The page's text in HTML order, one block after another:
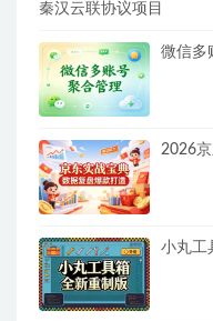
秦汉云联协议项目
微信多
2026
小丸工